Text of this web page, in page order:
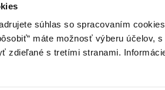
súhlas so spracovaním
máte možnosť výberu účelov,
zdieľané s tretími stranami.